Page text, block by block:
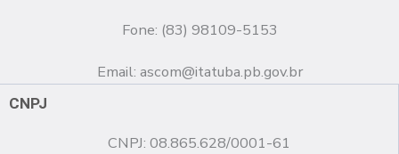
Fone: (83) 98109-5153
Email: ascom@itatuba.pb.gov.br
CNPJ
CNPJ: 08.865.628/0001-61